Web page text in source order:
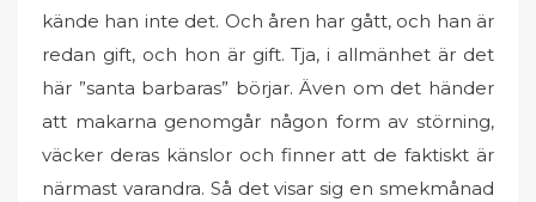
kände han inte det. Och åren har gått, och han är
redan gift, och hon är gift. Tja, i allmänhet är det
här ”santa barbaras” börjar. Även om det händer
att makarna genomgår någon form av störning,
väcker deras känslor och finner att de faktiskt är
närmast varandra. Så det visar sig en smekmånad